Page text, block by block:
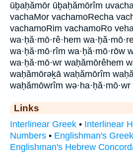
ūḇaḥămōr ūḇaḥămōrîm
vachaMor vachamoRecha
vachamoRim vachamoRo
wa·ḥă·mō·rê·hem
wa·ḥă·mō·rîm wa·ḥă·mō·rōw
wa·ḥă·mō·wr waḥămōrêhem
waḥămōrəḵā waḥămōrîm
waḥămōwrîm
Links
Interlinear Greek • Interlinear
Numbers • Englishman's
Englishman's Hebrew